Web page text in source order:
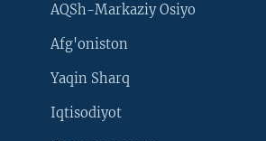
AQSh-Markaziy Osiyo
Afg'oniston
Yaqin Sharq
Iqtisodiyot